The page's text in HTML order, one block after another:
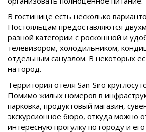
В гостинице есть несколько
Постояльцам предоставляются
разной категории с роскошной и
телевизором, холодильником,
отдельным санузлом. В некоторых
на город.
Территория отеля San-Siro
Помимо жилых номеров в
парковка, продуктовый магазин,
экскурсионное бюро, откуда можно
интересную прогулку по городу и